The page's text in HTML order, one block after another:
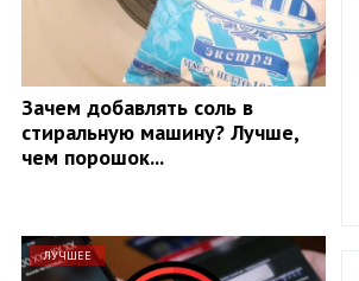
Зачем добавлять соль в
стиральную машину? Лучше,
чем порошок...
ЛУЧШЕЕ